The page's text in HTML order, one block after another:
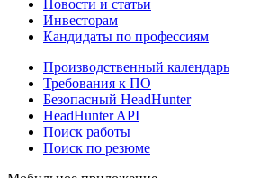
Новости и статьи
Инвесторам
Кандидаты по профессиям
Производственный календарь
Требования к ПО
Безопасный HeadHunter
HeadHunter API
Поиск работы
Поиск по резюме